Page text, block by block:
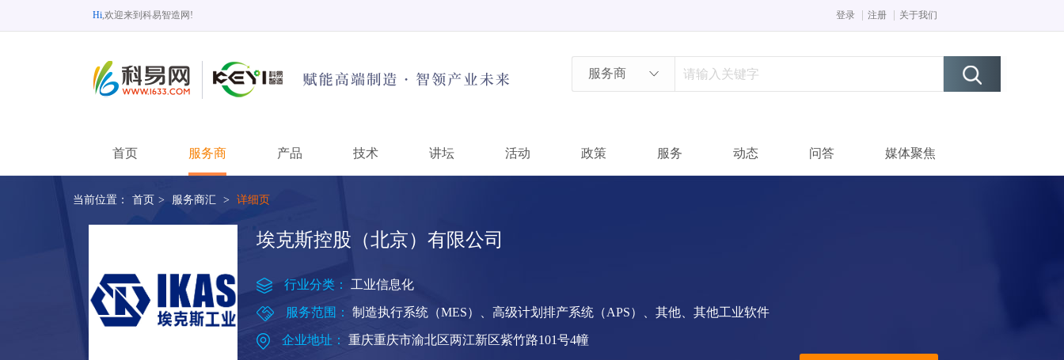
Hi,欢迎来到科易智造网! 登录 注册 关于我们
服务商
首页 服务商 产品 技术 讲坛 活动 政策 服务 动态 问答 媒体聚焦
当前位置： 首页 > 服务商汇 > 详细页
埃克斯控股（北京）有限公司
行业分类： 工业信息化
服务范围： 制造执行系统（MES）、高级计划排产系统（APS）、其他、其他工业软件
企业地址： 重庆重庆市渝北区两江新区紫竹路101号4幢